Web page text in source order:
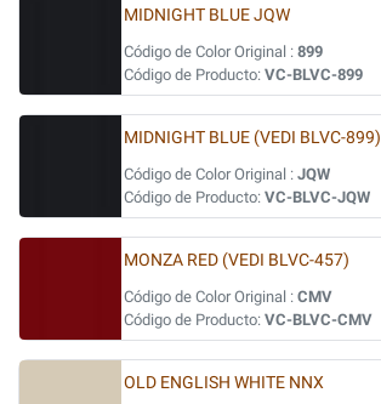
MIDNIGHT BLUE JQW
Código de Color Original : 899
Código de Producto: VC-BLVC-899
MIDNIGHT BLUE (VEDI BLVC-899)
Código de Color Original : JQW
Código de Producto: VC-BLVC-JQW
MONZA RED (VEDI BLVC-457)
Código de Color Original : CMV
Código de Producto: VC-BLVC-CMV
OLD ENGLISH WHITE NNX